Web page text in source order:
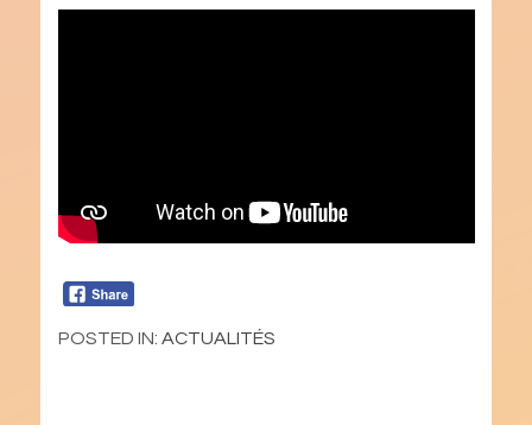
POSTED IN: ACTUALITÉS